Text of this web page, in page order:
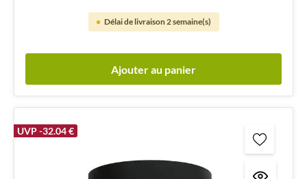
Délai de livraison 2 semaine(s)
Ajouter au panier
UVP -32.04 €